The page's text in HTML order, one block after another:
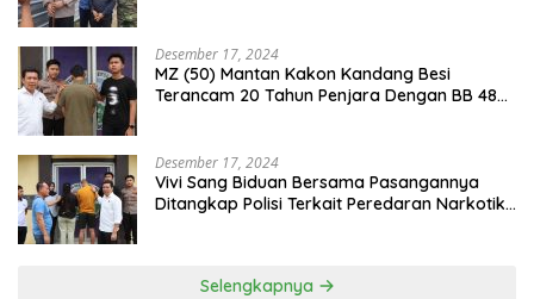
Desember 17, 2024
MZ (50) Mantan Kakon Kandang Besi
Terancam 20 Tahun Penjara Dengan BB 48
Desember 17, 2024
Vivi Sang Biduan Bersama Pasangannya
Ditangkap Polisi Terkait Peredaran Narkotika
Selengkapnya